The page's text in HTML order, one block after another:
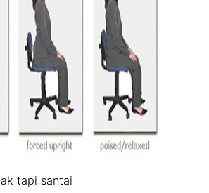
tapi santai